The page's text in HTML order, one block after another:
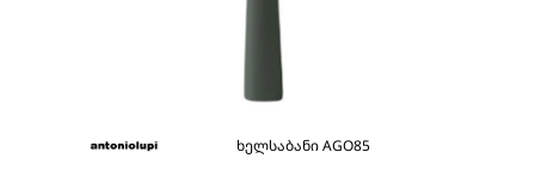
ხელსაბანი AGO85